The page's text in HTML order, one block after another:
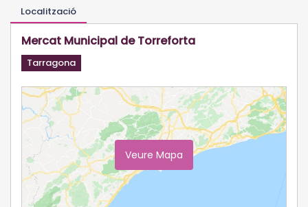
Localització
Mercat Municipal de Torreforta
Tarragona
Veure Mapa